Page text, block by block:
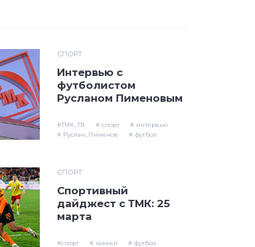
СПОРТ
Интервью с
футболистом
Русланом Пименовым
#ТМК_ТВ # спорт
# интервью
# Руслан_Пименов
# футбол
СПОРТ
Спортивный
дайджест с ТМК: 25
марта
#спорт # хоккей
# футбол